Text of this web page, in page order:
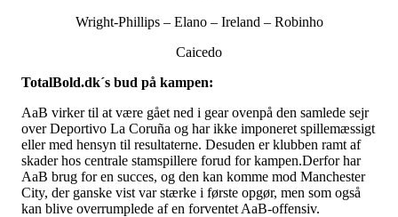
Wright-Phillips – Elano – Ireland – Robinho
Caicedo
TotalBold.dk´s bud på kampen:
AaB virker til at være gået ned i gear ovenpå den samlede sejr
over Deportivo La Coruña og har ikke imponeret spillemæssigt
eller med hensyn til resultaterne. Desuden er klubben ramt af
skader hos centrale stamspillere forud for kampen.Derfor har
AaB brug for en succes, og den kan komme mod Manchester
City, der ganske vist var stærke i første opgør, men som også
kan blive overrumplede af en forventet AaB-offensiv.